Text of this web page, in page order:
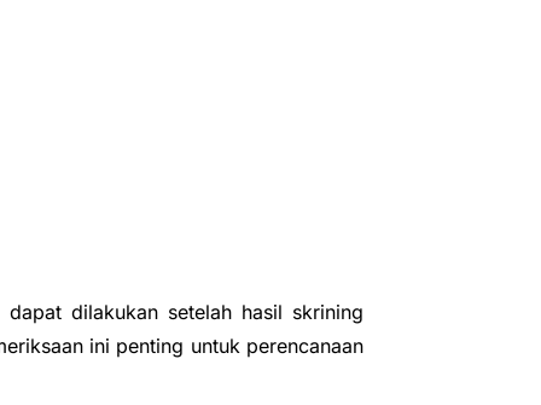
dilakukan setelah hasil skrining
ini penting untuk perencanaan